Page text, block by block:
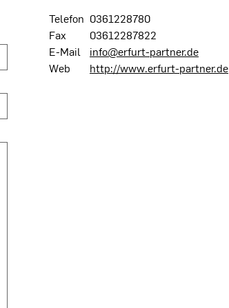
Telefon 0361228780
Fax
03612287822
E-Mail
info@erfurt-partner.de
Web
http://www.erfurt-partner.de